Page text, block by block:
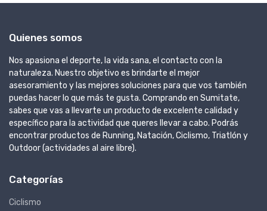
Quienes somos
Nos apasiona el deporte, la vida sana, el contacto con la
naturaleza. Nuestro objetivo es brindarte el mejor
asesoramiento y las mejores soluciones para que vos también
puedas hacer lo que más te gusta. Comprando en Sumitate,
sabes que vas a llevarte un producto de excelente calidad y
específico para la actividad que queres llevar a cabo. Podrás
encontrar productos de Running, Natación, Ciclismo, Triatlón y
Outdoor (actividades al aire libre).
Categorías
Ciclismo